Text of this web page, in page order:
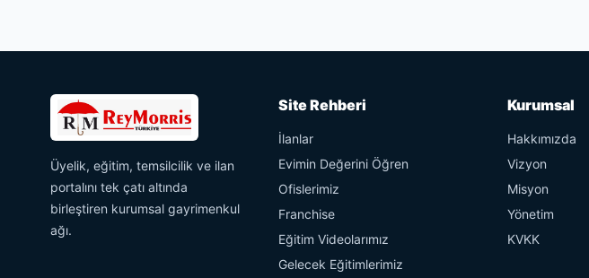
Üyelik, eğitim, temsilcilik ve ilan
portalını tek çatı altında
birleştiren kurumsal gayrimenkul
ağı.
Site Rehberi
İlanlar
Evimin Değerini Öğren
Ofislerimiz
Franchise
Eğitim Videolarımız
Gelecek Eğitimlerimiz
Kurumsal
Hakkımızda
Vizyon
Misyon
Yönetim
KVKK